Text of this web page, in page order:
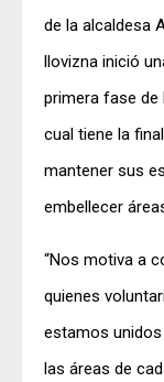
de la alcaldesa
llovizna inició
primera fase de
cual tiene la
mantener sus
embellecer
“Nos motiva a
quienes
estamos
las áreas de